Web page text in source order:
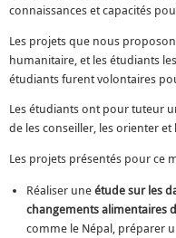
connaissances et capacités
Les projets que nous
humanitaire, et les étudiants
étudiants furent volontaires
Les étudiants ont pour tuteur
de les conseiller, les orienter
Les projets présentés pour ce
Réaliser uneétude sur les
changements alimentaires
comme le Népal, préparer